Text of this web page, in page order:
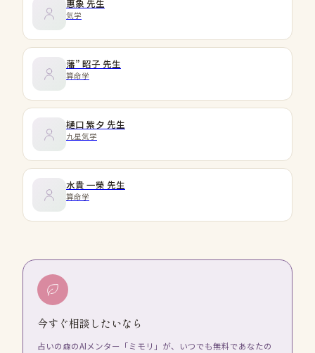
惠象 先生
気学
藩” 昭子 先生
算命学
樋口 紫夕 先生
九星気学
水貴 一榮 先生
算命学
今すぐ相談したいなら
占いの森のAIメンター「ミモリ」が、いつでも無料であなたの